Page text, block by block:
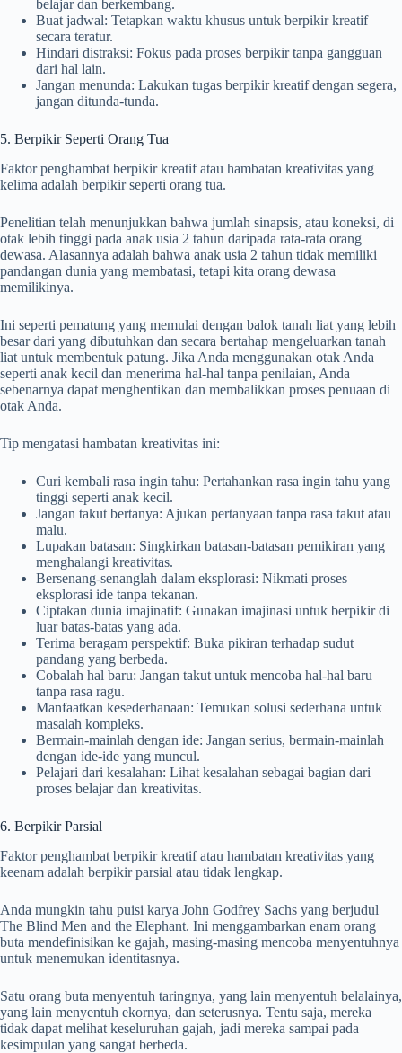
belajar dan berkembang.
Buat jadwal: Tetapkan waktu khusus untuk berpikir kreatif
secara teratur.
Hindari distraksi: Fokus pada proses berpikir tanpa gangguan
dari hal lain.
Jangan menunda: Lakukan tugas berpikir kreatif dengan segera,
jangan ditunda-tunda.
5. Berpikir Seperti Orang Tua
Faktor penghambat berpikir kreatif atau hambatan kreativitas yang
kelima adalah berpikir seperti orang tua.
Penelitian telah menunjukkan bahwa jumlah sinapsis, atau koneksi, di
otak lebih tinggi pada anak usia 2 tahun daripada rata-rata orang
dewasa. Alasannya adalah bahwa anak usia 2 tahun tidak memiliki
pandangan dunia yang membatasi, tetapi kita orang dewasa
memilikinya.
Ini seperti pematung yang memulai dengan balok tanah liat yang lebih
besar dari yang dibutuhkan dan secara bertahap mengeluarkan tanah
liat untuk membentuk patung. Jika Anda menggunakan otak Anda
seperti anak kecil dan menerima hal-hal tanpa penilaian, Anda
sebenarnya dapat menghentikan dan membalikkan proses penuaan di
otak Anda.
Tip mengatasi hambatan kreativitas ini:
Curi kembali rasa ingin tahu: Pertahankan rasa ingin tahu yang
tinggi seperti anak kecil.
Jangan takut bertanya: Ajukan pertanyaan tanpa rasa takut atau
malu.
Lupakan batasan: Singkirkan batasan-batasan pemikiran yang
menghalangi kreativitas.
Bersenang-senanglah dalam eksplorasi: Nikmati proses
eksplorasi ide tanpa tekanan.
Ciptakan dunia imajinatif: Gunakan imajinasi untuk berpikir di
luar batas-batas yang ada.
Terima beragam perspektif: Buka pikiran terhadap sudut
pandang yang berbeda.
Cobalah hal baru: Jangan takut untuk mencoba hal-hal baru
tanpa rasa ragu.
Manfaatkan kesederhanaan: Temukan solusi sederhana untuk
masalah kompleks.
Bermain-mainlah dengan ide: Jangan serius, bermain-mainlah
dengan ide-ide yang muncul.
Pelajari dari kesalahan: Lihat kesalahan sebagai bagian dari
proses belajar dan kreativitas.
6. Berpikir Parsial
Faktor penghambat berpikir kreatif atau hambatan kreativitas yang
keenam adalah berpikir parsial atau tidak lengkap.
Anda mungkin tahu puisi karya John Godfrey Sachs yang berjudul
The Blind Men and the Elephant. Ini menggambarkan enam orang
buta mendefinisikan ke gajah, masing-masing mencoba menyentuhnya
untuk menemukan identitasnya.
Satu orang buta menyentuh taringnya, yang lain menyentuh belalainya,
yang lain menyentuh ekornya, dan seterusnya. Tentu saja, mereka
tidak dapat melihat keseluruhan gajah, jadi mereka sampai pada
kesimpulan yang sangat berbeda.